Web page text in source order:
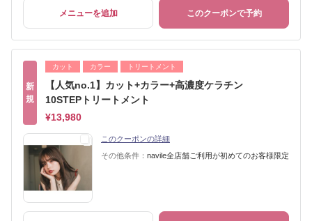
メニューを追加 このクーポンで予約
新
規
カット カラー トリートメント
【人気no.1】カット+カラー+高濃度ケラチン
10STEPトリートメント
¥13,980
このクーポンの詳細
その他条件： navile全店舗ご利用が初めてのお客様限定